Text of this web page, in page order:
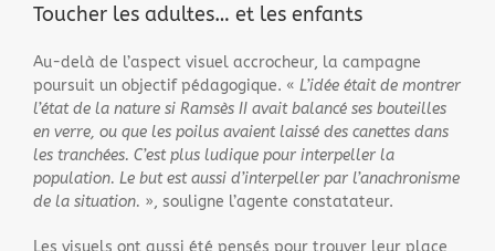
Toucher les adultes… et les enfants
Au-delà de l’aspect visuel accrocheur, la campagne
poursuit un objectif pédagogique. « L’idée était de montrer
l’état de la nature si Ramsès II avait balancé ses bouteilles
en verre, ou que les poilus avaient laissé des canettes dans
les tranchées. C’est plus ludique pour interpeller la
population. Le but est aussi d’interpeller par l’anachronisme
de la situation. », souligne l’agente constatateur.